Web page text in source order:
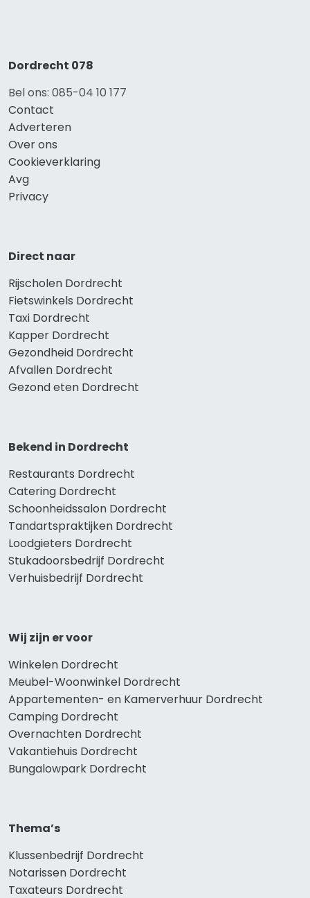
Dordrecht 078
Bel ons: 085-04 10 177
Contact
Adverteren
Over ons
Cookieverklaring
Avg
Privacy
Direct naar
Rijscholen Dordrecht
Fietswinkels Dordrecht
Taxi Dordrecht
Kapper Dordrecht
Gezondheid Dordrecht
Afvallen Dordrecht
Gezond eten Dordrecht
Bekend in Dordrecht
Restaurants Dordrecht
Catering Dordrecht
Schoonheidssalon Dordrecht
Tandartspraktijken Dordrecht
Loodgieters Dordrecht
Stukadoorsbedrijf Dordrecht
Verhuisbedrijf Dordrecht
Wij zijn er voor
Winkelen Dordrecht
Meubel-Woonwinkel Dordrecht
Appartementen- en Kamerverhuur Dordrecht
Camping Dordrecht
Overnachten Dordrecht
Vakantiehuis Dordrecht
Bungalowpark Dordrecht
Thema’s
Klussenbedrijf Dordrecht
Notarissen Dordrecht
Taxateurs Dordrecht